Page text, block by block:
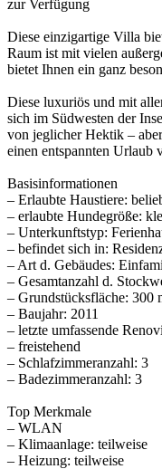
zur Verfügung
Diese einzigartige Villa
Raum ist mit vielen
bietet Ihnen ein ganz
Diese luxuriös und mit
sich im Südwesten der
von jeglicher Hektik –
einen entspannten Urlaub
Basisinformationen
– Erlaubte Haustiere:
– erlaubte Hundegröße:
– Unterkunftstyp:
– befindet sich in:
– Art d. Gebäudes:
– Gesamtanzahl d.
– Grundstücksfläche: 300
– Baujahr: 2011
– letzte umfassende
– freistehend
– Schlafzimmeranzahl: 3
– Badezimmeranzahl: 3
Top Merkmale
– WLAN
– Klimaanlage: teilweise
– Heizung: teilweise